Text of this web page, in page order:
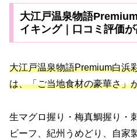
大江戸温泉物語
イキング｜口コミ評価
大江戸温泉物語Premium白浜
は、「ご当地食材の豪華さ」
生マグロ握り・梅真鯛握り・
ビーフ、紀州うめどり、自家